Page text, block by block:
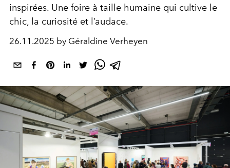
inspirées. Une foire à taille humaine qui cultive le
chic, la curiosité et l’audace.
26.11.2025 by Géraldine Verheyen